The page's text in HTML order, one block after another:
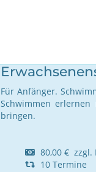
Für Anfänger.
Schwimmen
bringen.
80,00 €
10 Termine